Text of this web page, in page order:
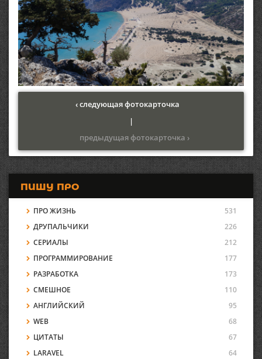
‹ следующая фотокарточка
|
предыдущая фотокарточка ›
ПИШУ ПРО
ПРО ЖИЗНЬ
531
ДРУПАЛЬЧИКИ
226
СЕРИАЛЫ
212
ПРОГРАММИРОВАНИЕ
177
РАЗРАБОТКА
173
СМЕШНОЕ
110
АНГЛИЙСКИЙ
95
WEB
68
ЦИТАТЫ
67
LARAVEL
64